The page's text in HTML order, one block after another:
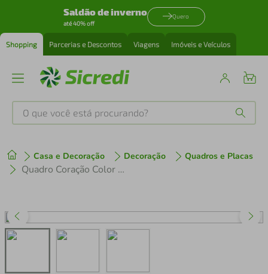
Saldão de inverno
até 40% off
Quero
Shopping Parcerias e Descontos Viagens Imóveis e Veículos
O que você está procurando?
Casa e Decoração Decoração Quadros e Placas
Quadro Coração Color Drawn 86x60 Sem Moldura
1º tenis
perfume